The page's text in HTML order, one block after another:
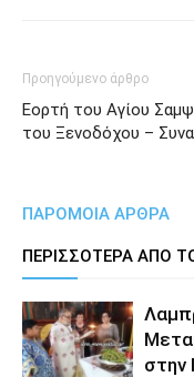
Προηγούμενο άρθρο
Εορτή του Αγίου
του Ξενοδόχου –
ΠΑΡΟΜΟΙΑ ΑΡΘΡΑ
ΠΕΡΙΣΣΟΤΕΡΑ ΑΠΟ
στην